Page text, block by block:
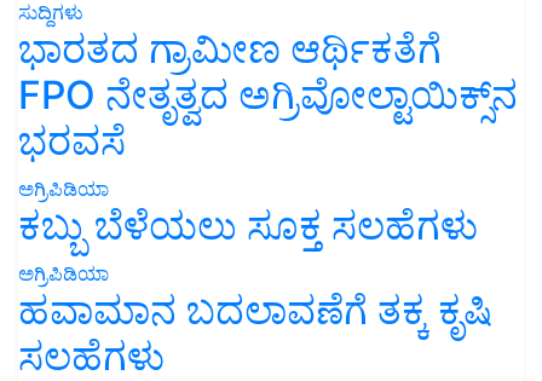
ಸುದ್ದಿಗಳು
ಭಾರತದ ಗ್ರಾಮೀಣ ಆರ್ಥಿಕತೆಗೆ
FPO ನೇತೃತ್ವದ ಅಗ್ರಿವೋಲ್ಟಾಯಿಕ್ಸ್‌ನ
ಭರವಸೆ
ಅಗ್ರಿಪಿಡಿಯಾ
ಕಬ್ಬು ಬೆಳೆಯಲು ಸೂಕ್ತ ಸಲಹೆಗಳು
ಅಗ್ರಿಪಿಡಿಯಾ
ಹವಾಮಾನ ಬದಲಾವಣೆಗೆ ತಕ್ಕ ಕೃಷಿ
ಸಲಹೆಗಳು